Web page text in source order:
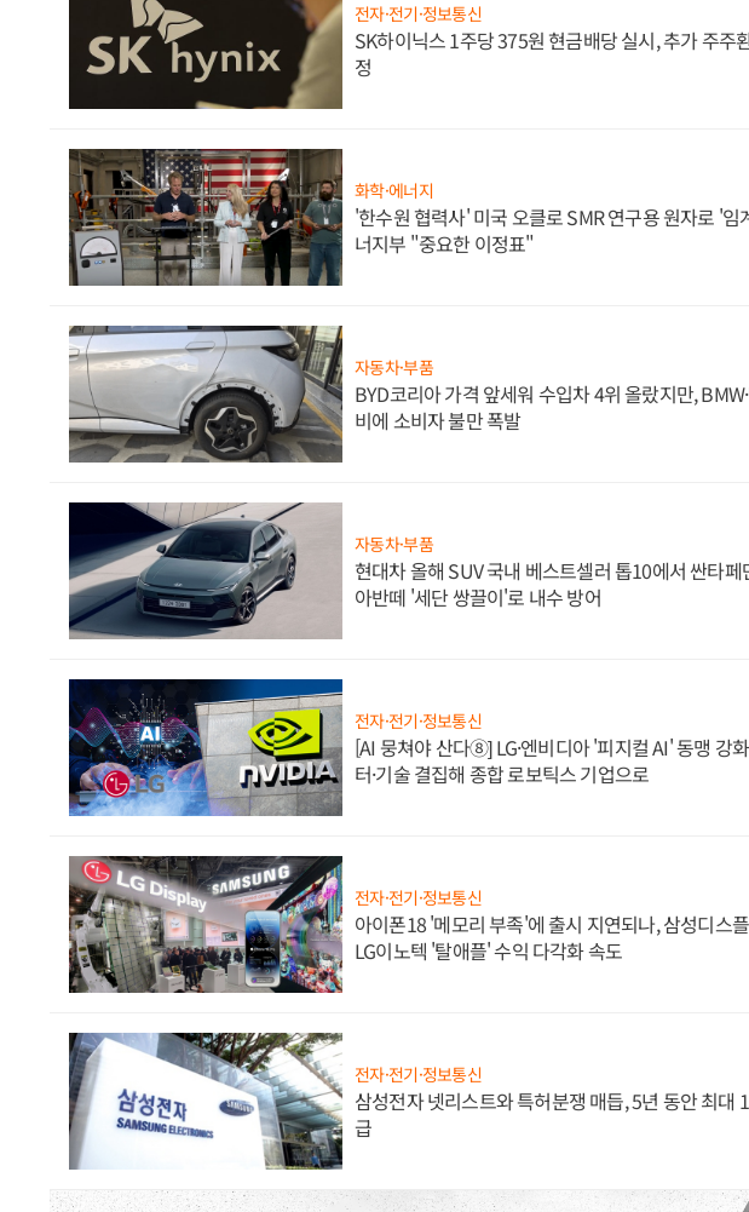
전자·전기·정보통신
SK하이닉스 1주당 375원 현금배당 실시, 추가 주주
정
화학·에너지
'한수원 협력사' 미국 오클로 SMR 연구용 원자로 '임
너지부 "중요한 이정표"
자동차·부품
BYD코리아 가격 앞세워 수입차 4위 올랐지만,
비에 소비자 불만 폭발
자동차·부품
현대차 올해 SUV 국내 베스트셀러 톱10에서 싼타페
아반떼 '세단 쌍끌이'로 내수 방어
전자·전기·정보통신
[AI 뭉쳐야 산다⑧] LG·엔비디아 '피지컬 AI' 동맹 강
터·기술 결집해 종합 로보틱스 기업으로
전자·전기·정보통신
아이폰18 '메모리 부족'에 출시 지연되나, 삼성디스
LG이노텍 '탈애플' 수익 다각화 속도
전자·전기·정보통신
삼성전자 넷리스트와 특허분쟁 매듭, 5년 동안 최대
급